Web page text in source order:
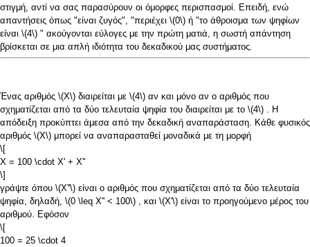
στιγμή, αντί να σας παρασύρουν οι όμορφες περισπασμοί. Επειδή, ενώ
απαντήσεις όπως "είναι ζυγός", "περιέχει \(0\) ή "το άθροισμα των ψηφίων
είναι \(4\) " ακούγονται εύλογες με την πρώτη ματιά, η σωστή απάντηση
βρίσκεται σε μια απλή ιδιότητα του δεκαδικού μας συστήματος.
Ένας αριθμός \(X\) διαιρείται με \(4\) αν και μόνο αν ο αριθμός που
σχηματίζεται από τα δύο τελευταία ψηφία του διαιρείται με το \(4\) . Η
απόδειξη προκύπτει άμεσα από την δεκαδική αναπαράσταση. Κάθε φυσικός
αριθμός \(X\) μπορεί να αναπαρασταθεί μοναδικά με τη μορφή
\[
X = 100 \cdot X' + X''
\]
γράψτε όπου \(X''\) είναι ο αριθμός που σχηματίζεται από τα δύο τελευταία
ψηφία, δηλαδή, \(0 \leq X'' < 100\) , και \(X'\) είναι το προηγούμενο μέρος του
αριθμού. Εφόσον
\[
100 = 25 \cdot 4